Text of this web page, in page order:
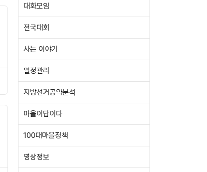
대화모임
전국대회
사는 이야기
일정관리
지방선거공약분석
마을이답이다
100대마을정책
영상정보